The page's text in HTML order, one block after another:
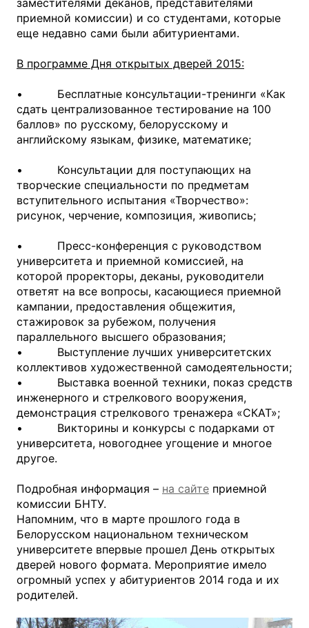
приемной комиссии) и со студентами, которые
еще недавно сами были абитуриентами.
В программе Дня открытых дверей 2015:
• Бесплатные консультации-тренинги «Как
сдать централизованное тестирование на 100
баллов» по русскому, белорусскому и
английскому языкам, физике, математике;
• Консультации для поступающих на
творческие специальности по предметам
вступительного испытания «Творчество»:
рисунок, черчение, композиция, живопись;
• Пресс-конференция с руководством
университета и приемной комиссией, на
которой проректоры, деканы, руководители
ответят на все вопросы, касающиеся приемной
кампании, предоставления общежития,
стажировок за рубежом, получения
параллельного высшего образования;
• Выступление лучших университетских
коллективов художественной самодеятельности;
• Выставка военной техники, показ средств
инженерного и стрелкового вооружения,
демонстрация стрелкового тренажера «СКАТ»;
• Викторины и конкурсы с подарками от
университета, новогоднее угощение и многое
другое.
Подробная информация – на сайте приемной
комиссии БНТУ.
Напомним, что в марте прошлого года в
Белорусском национальном техническом
университете впервые прошел День открытых
дверей нового формата. Мероприятие имело
огромный успех у абитуриентов 2014 года и их
родителей.